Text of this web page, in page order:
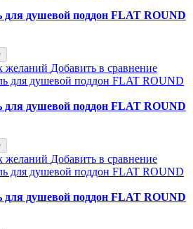
для душевой поддон FLAT ROUND
желаний Добавить в сравнение
для душевой поддон FLAT ROUND
желаний Добавить в сравнение
для душевой поддон FLAT ROUND